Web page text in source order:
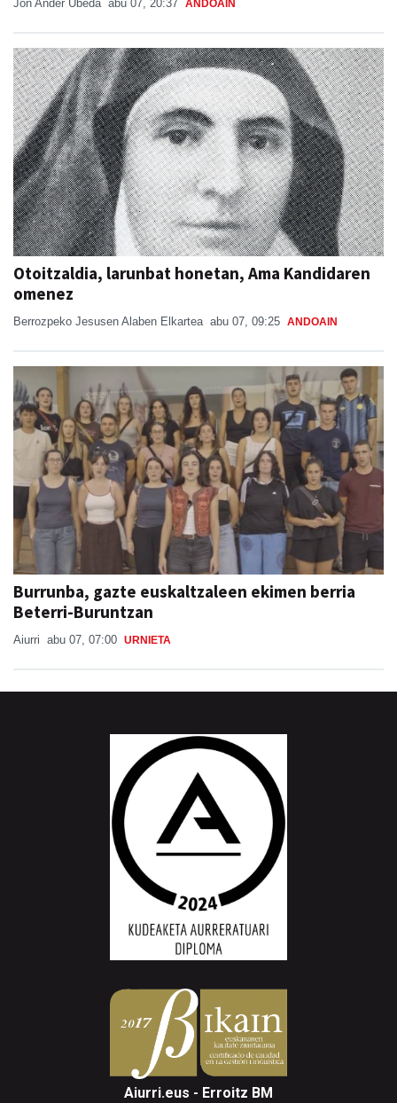
Jon Ander Ubeda abu 07, 20:37 ANDOAIN
Otoitzaldia, larunbat honetan, Ama Kandidaren
omenez
Berrozpeko Jesusen Alaben Elkartea abu 07, 09:25 ANDOAIN
Burrunba, gazte euskaltzaleen ekimen berria
Beterri-Buruntzan
Aiurri abu 07, 07:00 URNIETA
Aiurri.eus - Erroitz BM